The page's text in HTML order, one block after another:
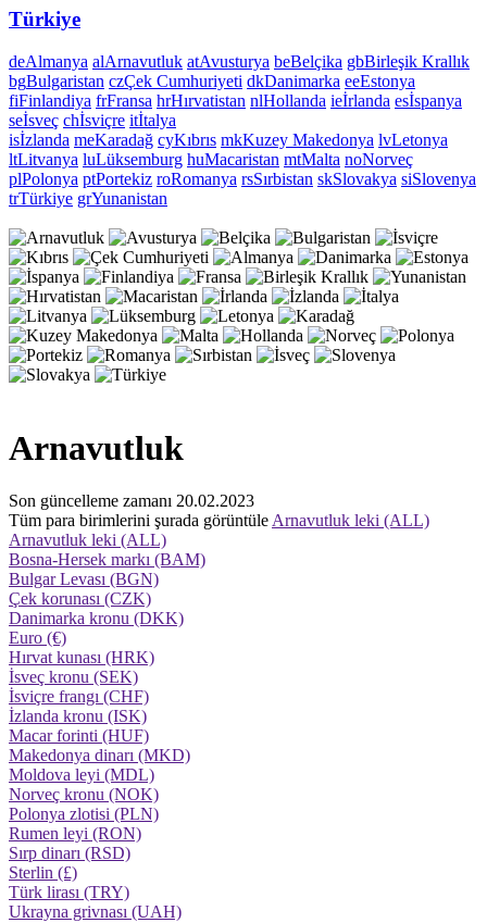
Türkiye
deAlmanya alArnavutluk atAvusturya beBelçika gbBirleşik Krallık
bgBulgaristan czÇek Cumhuriyeti dkDanimarka eeEstonya
fiFinlandiya frFransa hrHırvatistan nlHollanda ieİrlanda esİspanya
seİsveç chİsviçre itİtalya
isİzlanda meKaradağ cyKıbrıs mkKuzey Makedonya lvLetonya
ltLitvanya luLüksemburg huMacaristan mtMalta noNorveç
plPolonya ptPortekiz roRomanya rsSırbistan skSlovakya siSlovenya
trTürkiye grYunanistan
Arnavutluk
Son güncelleme zamanı 20.02.2023
Tüm para birimlerini şurada görüntüle Arnavutluk leki (ALL)
Arnavutluk leki (ALL)
Bosna-Hersek markı (BAM)
Bulgar Levası (BGN)
Çek korunası (CZK)
Danimarka kronu (DKK)
Euro (€)
Hırvat kunası (HRK)
İsveç kronu (SEK)
İsviçre frangı (CHF)
İzlanda kronu (ISK)
Macar forinti (HUF)
Makedonya dinarı (MKD)
Moldova leyi (MDL)
Norveç kronu (NOK)
Polonya zlotisi (PLN)
Rumen leyi (RON)
Sırp dinarı (RSD)
Sterlin (£)
Türk lirası (TRY)
Ukrayna grivnası (UAH)